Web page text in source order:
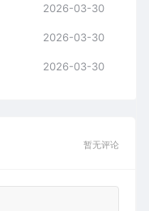
2026-03-30
2026-03-30
2026-03-30
暂无评论